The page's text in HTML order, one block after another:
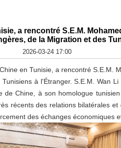
a rencontré S.E.M.
de la Migration et des
2026-03-24 17:00
en Tunisie, a rencontré S.E.M.
à l'Étranger. S.E.M. Wan
de Chine, à son homologue
récents des relations bilatérales
des échanges économiques